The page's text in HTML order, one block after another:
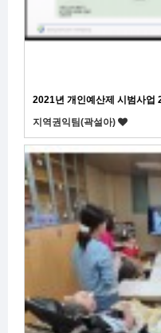
2021년 개인예산제 시범사업
지역권익팀(곽설아)